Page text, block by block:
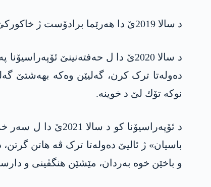
د سالا 2019ێ دا هەرێما برادۆست ژ خاكورکێ، گەلیێ خنێەره‌ هەتا چیایێ شەکیف کەت دەستێ دەولەتا ترک.
د سالا 2020ێ دا ل حه‌فته‌نینێ
دەولەتا ترک کرن، گەلیێن وەکە بهەشتێ
نوکە تۆك لێ د خوینە.
د ئۆپەراسیۆنا
باسیان» ژ ئالیێ دەولەتا ترک ڤە هاتن
و باخێن خوە بەردان، مێشێن هنگڤینی و